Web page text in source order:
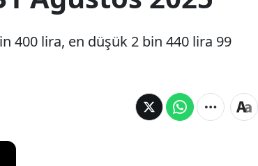
400 lira, en düşük 2 bin 440 lira 99